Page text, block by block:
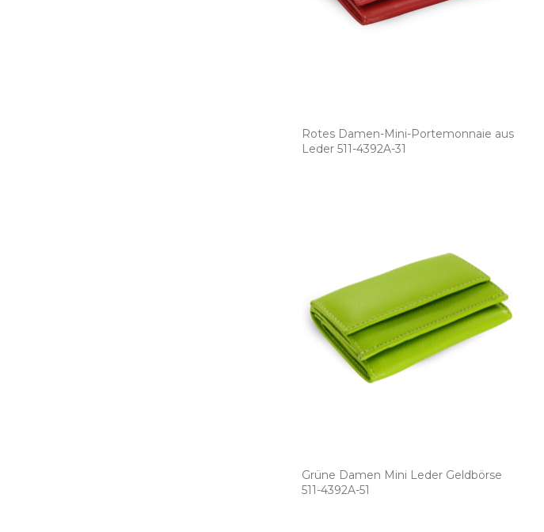
Rotes Damen­-Mini­-Portemonnaie aus
Leder 511­-4392A­-31
Grüne Damen Mini Leder Geldbörse
511­-4392A­-51